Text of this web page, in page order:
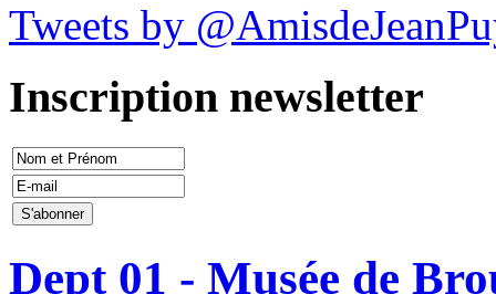
Tweets by
Inscription newsletter
Dept 01 - Musée de